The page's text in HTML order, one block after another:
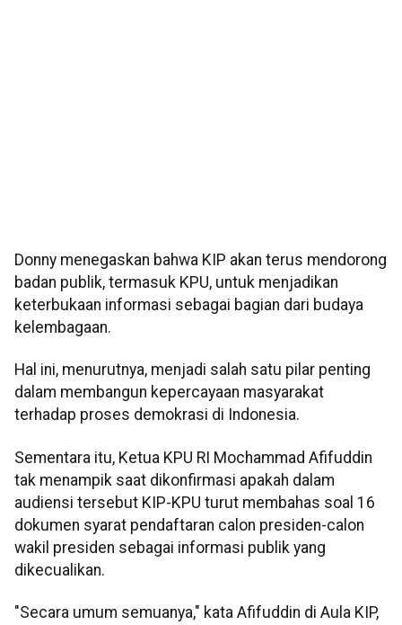
Donny menegaskan bahwa KIP akan terus mendorong
badan publik, termasuk KPU, untuk menjadikan
keterbukaan informasi sebagai bagian dari budaya
kelembagaan.
Hal ini, menurutnya, menjadi salah satu pilar penting
dalam membangun kepercayaan masyarakat
terhadap proses demokrasi di Indonesia.
Sementara itu, Ketua KPU RI Mochammad Afifuddin
tak menampik saat dikonfirmasi apakah dalam
audiensi tersebut KIP-KPU turut membahas soal 16
dokumen syarat pendaftaran calon presiden-calon
wakil presiden sebagai informasi publik yang
dikecualikan.
"Secara umum semuanya," kata Afifuddin di Aula KIP,